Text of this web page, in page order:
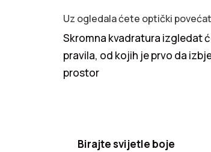
Uz ogledala ćete optički
Skromna kvadratura izgledat
pravila, od kojih je prvo da
prostor
Birajte svijetle boje